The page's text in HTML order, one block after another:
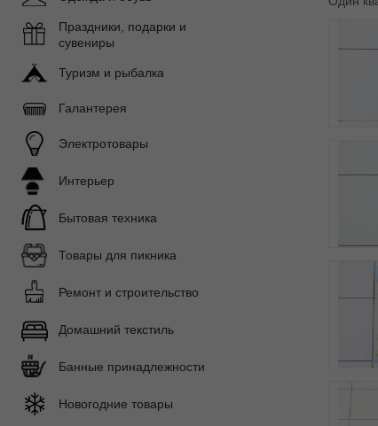
Праздники, подарки и
сувениры
Туризм и рыбалка
Галантерея
Электротовары
Интерьер
Бытовая техника
Товары для пикника
Ремонт и строительство
Домашний текстиль
Банные принадлежности
Новогодние товары